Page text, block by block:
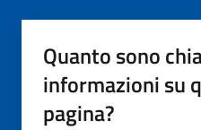
Quanto sono
informazioni su
pagina?